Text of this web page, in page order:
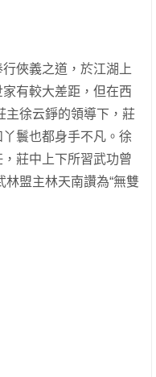
俠義之道，於江湖上
有較大差距，但在西
主徐云錚的領導下，莊
鬟也都身手不凡。徐
莊中上下所習武功曾
盟主林天南讚為“無雙